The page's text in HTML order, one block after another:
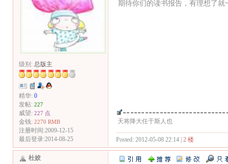
级别: 总版主
精华: 0
发帖: 227
威望: 227 点
金钱: 2270 RMB
注册时间:2009-12-15
最后登录:2014-08-25
期待你们的读书报告，有理想了就
天将降大任于斯人也
Posted: 2012-05-08 22:14 | 2 楼
杜姣